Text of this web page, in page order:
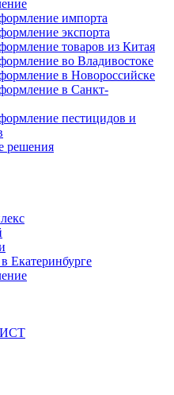
импорта
экспорта
товаров из Китая
во Владивостоке
в Новороссийске
в Санкт-
пестицидов и
решения
Екатеринбурге